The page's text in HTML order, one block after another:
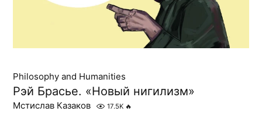
Philosophy and Humanities
Рэй Брасье. «Новый нигилизм»
Мстислав Казаков 17.5K 🔥